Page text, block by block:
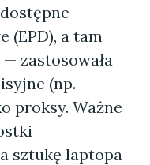
(EPD), a tam
zastosowała
(np.
proksy. Ważne
sztukę laptopa